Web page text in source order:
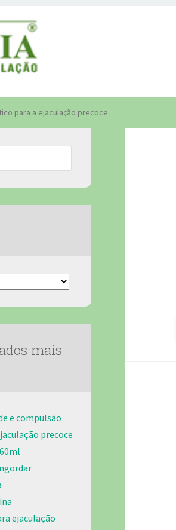
para a ejaculação precoce
mais
e compulsão
precoce
ejaculação